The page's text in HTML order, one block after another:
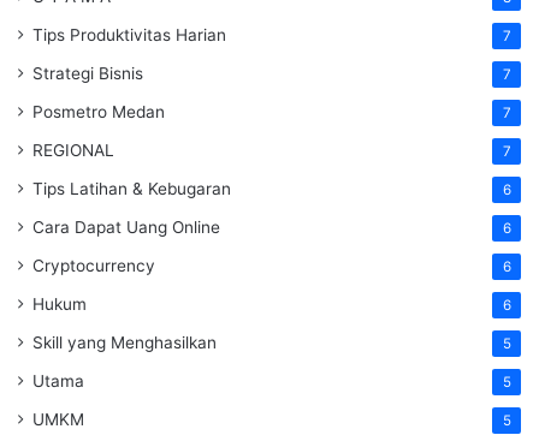
Tips Produktivitas Harian 7
Strategi Bisnis 7
Posmetro Medan 7
REGIONAL 7
Tips Latihan & Kebugaran 6
Cara Dapat Uang Online 6
Cryptocurrency 6
Hukum 6
Skill yang Menghasilkan 5
Utama 5
UMKM 5